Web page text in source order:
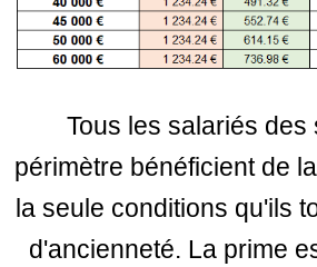
Tous les salariés des
périmètre bénéficient de
la seule conditions qu'ils
d'ancienneté. La prime